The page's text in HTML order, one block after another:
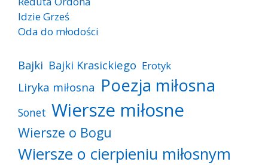
Idzie Grześ
Oda do młodości
Bajki Bajki Krasickiego Erotyk
Liryka miłosna Poezja miłosna
Sonet Wiersze miłosne
Wiersze o Bogu
Wiersze o cierpieniu miłosnym